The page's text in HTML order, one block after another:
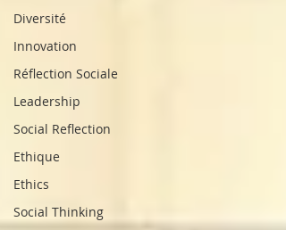
Diversité
Innovation
Réflection Sociale
Leadership
Social Reflection
Ethique
Ethics
Social Thinking